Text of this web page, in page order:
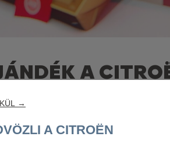
A
SZÉRIA ÚJ
darabos limitált szériát kínál a My
→
A CITROËN